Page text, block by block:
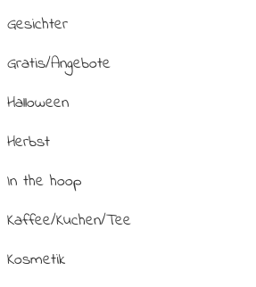
Gesichter
Gratis/Angebote
Halloween
Herbst
In the hoop
Kaffee/Kuchen/Tee
Kosmetik